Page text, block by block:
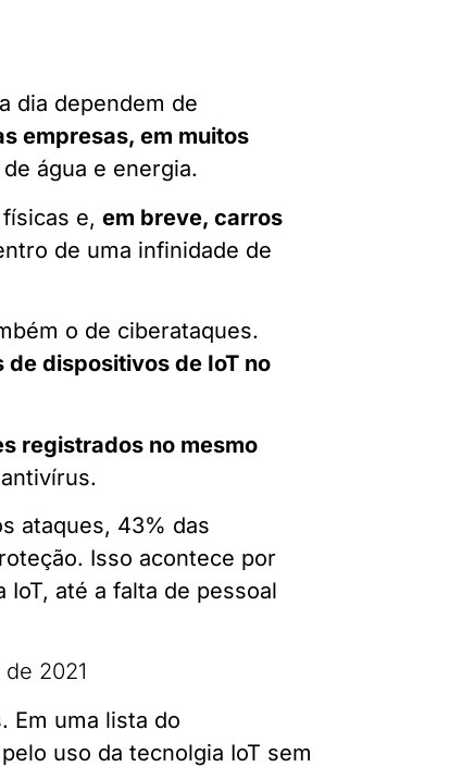
dia dependem de
empresas, em muitos
água e energia.
físicas e,em breve, carros
de uma infinidade de
o de ciberataques.
dispositivos de IoT no
registrados no mesmo
ataques, 43% das
Isso acontece por
até a falta de pessoal
Em uma lista do
uso da tecnolgia IoT sem